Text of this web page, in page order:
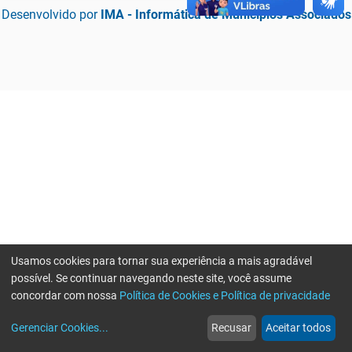
Desenvolvido por IMA - Informática de Municípios Associados
web
Notícias
more_horiz
Mais
Usamos cookies para tornar sua experiência a mais agradável
possível. Se continuar navegando neste site, você assume
concordar com nossa Política de Cookies e Política de privacidade
Gerenciar Cookies... Recusar Aceitar todos
Erro ao enviar informações, por favor tente novamente